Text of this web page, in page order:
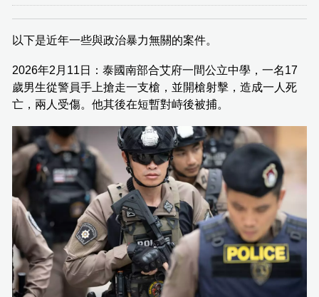
以下是近年一些與政治暴力無關的案件。
2026年2月11日：泰國南部合艾府一間公立中學，一名17
歲男生從警員手上搶走一支槍，並開槍射擊，造成一人死
亡，兩人受傷。他其後在短暫對峙後被捕。